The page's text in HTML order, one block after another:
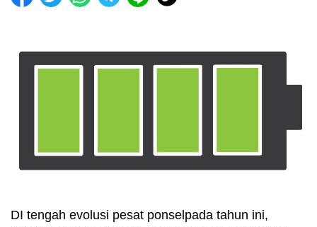
DI tengah evolusi pesat ponselpada tahun ini,